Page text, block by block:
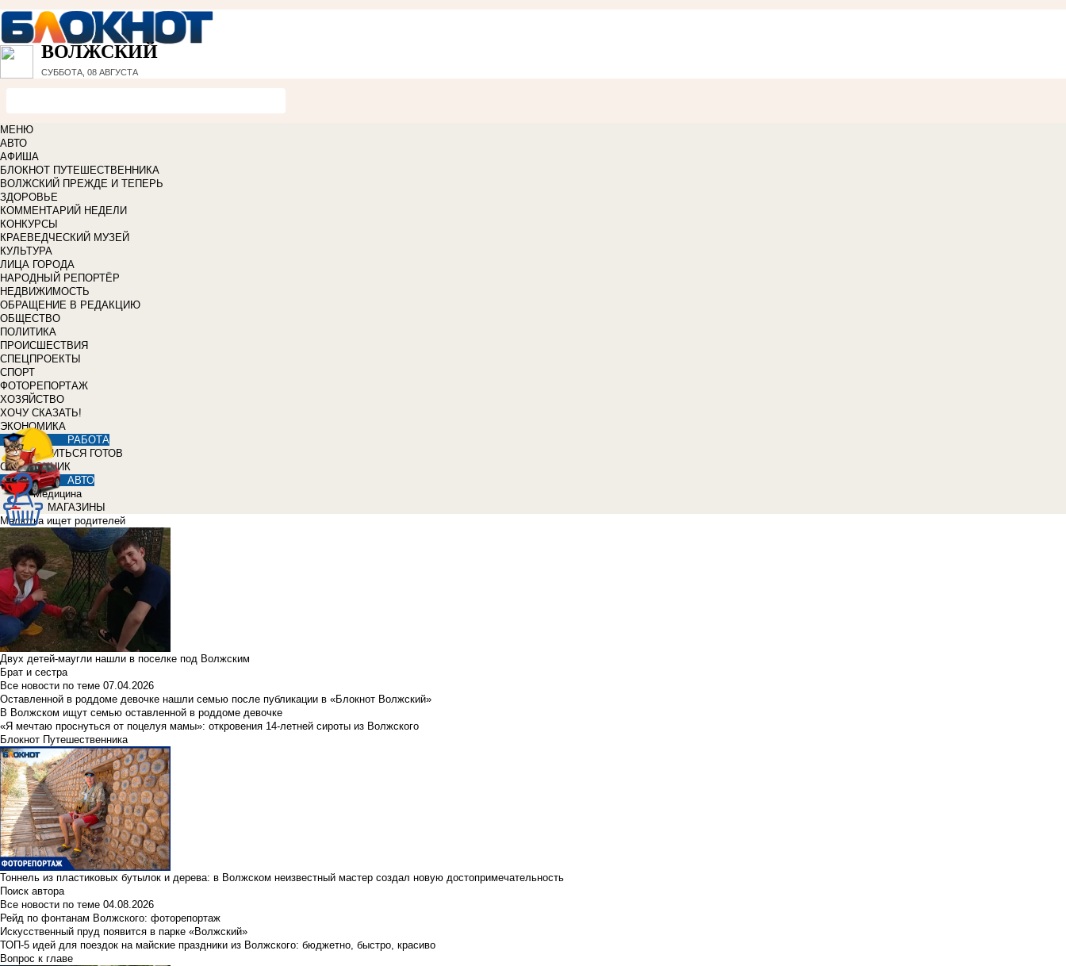
ВОЛЖСКИЙ
СУББОТА, 08 АВГУСТА
МЕНЮ
АВТО
АФИША
БЛОКНОТ ПУТЕШЕСТВЕННИКА
ВОЛЖСКИЙ ПРЕЖДЕ И ТЕПЕРЬ
ЗДОРОВЬЕ
КОММЕНТАРИЙ НЕДЕЛИ
КОНКУРСЫ
КРАЕВЕДЧЕСКИЙ МУЗЕЙ
КУЛЬТУРА
ЛИЦА ГОРОДА
НАРОДНЫЙ РЕПОРТЁР
НЕДВИЖИМОСТЬ
ОБРАЩЕНИЕ В РЕДАКЦИЮ
ОБЩЕСТВО
ПОЛИТИКА
ПРОИСШЕСТВИЯ
СПЕЦПРОЕКТЫ
СПОРТ
ФОТОРЕПОРТАЖ
ХОЗЯЙСТВО
ХОЧУ СКАЗАТЬ!
ЭКОНОМИКА
РАБОТА
УЧИТЬСЯ ГОТОВ
СПРАВОЧНИК
АВТО
Медицина
МАГАЗИНЫ
Малютка ищет родителей
Двух детей-маугли нашли в поселке под Волжским
Брат и сестра
Все новости по теме 07.04.2026
Оставленной в роддоме девочке нашли семью после публикации в «Блокнот Волжский»
В Волжском ищут семью оставленной в роддоме девочке
«Я мечтаю проснуться от поцелуя мамы»: откровения 14-летней сироты из Волжского
Блокнот Путешественника
Тоннель из пластиковых бутылок и дерева: в Волжском неизвестный мастер создал новую достопримечательность
Поиск автора
Все новости по теме 04.08.2026
Рейд по фонтанам Волжского: фоторепортаж
Искусственный пруд появится в парке «Волжский»
ТОП-5 идей для поездок на майские праздники из Волжского: бюджетно, быстро, красиво
Вопрос к главе